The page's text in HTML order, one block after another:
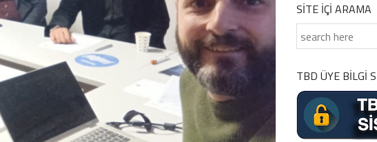
SITE IÇI ARAMA
TBD ÜYE BİLGİ